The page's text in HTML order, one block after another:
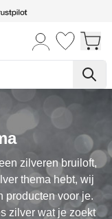
zilveren bruiloft,
thema hebt, wij
producten voor je.
zilver wat je zoekt